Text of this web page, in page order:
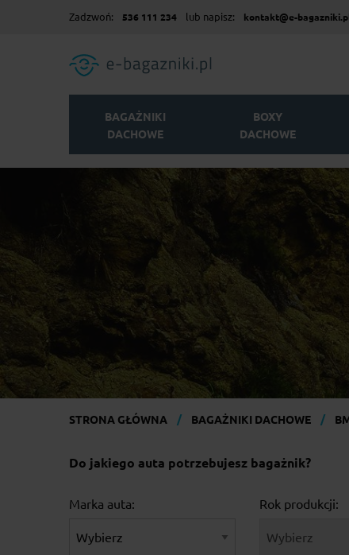
Zadzwoń: 536 111 234 lub napisz: kontakt@e-
BAGAŻNIKI
DACHOWE
BOXY
DACHOWE
STRONA GŁÓWNA BAGAŻNIKI DACHOWE
Do jakiego auta potrzebujesz bagażnik?
Marka auta: Rok produkcji: